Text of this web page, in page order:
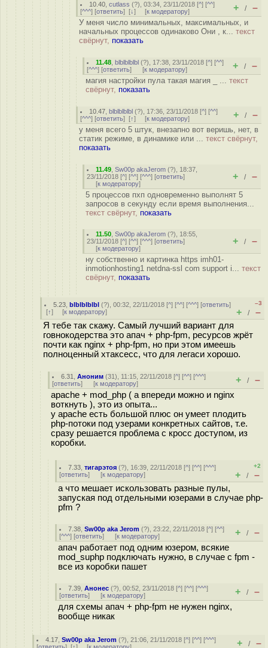
10.40 ,cutlass (?), 03:34, 23/11/2018 [^] [^^]
[^^^] [ответить] [↓] [к модератору] + / –
У меня число минимальных, максимальных, и
начальных процессов одинаково Они , к... текст
свёрнут, показать
11.48 ,blblblblbl (?), 17:38, 23/11/2018 [^] [^^]
[^^^] [ответить] [к модератору] + / –
магия настройки пула такая магия _ ... текст
свёрнут, показать
10.47 ,blblblblbl (?), 17:36, 23/11/2018 [^] [^^]
[^^^] [ответить] [↑] [к модератору] + / –
у меня всего 5 штук, внезапно вот веришь, нет, в
статик режиме, в динамике или ... текст свёрнут,
показать
11.49 ,Sw00p akaJerom (?), 18:37,
23/11/2018 [^] [^^] [^^^] [ответить]
[к модератору]
+ / –
5 процессов пхп одновременно выполнят 5
запросов в секунду если время выполнения...
текст свёрнут, показать
11.50 ,Sw00p akaJerom (?), 18:55,
23/11/2018 [^] [^^] [^^^] [ответить]
[к модератору]
+ / –
ну собственно и картинка https imh01-
inmotionhosting1 netdna-ssl com support i... текст
свёрнут, показать
5.23 ,blblblblbl (?), 00:32, 22/11/2018 [^] [^^] [^^^] [ответить]
[↑] [к модератору]
–3
+ / –
Я тебе так скажу. Самый лучший вариант для
говнокодерства это апач + php-fpm, ресурсов жрёт
почти как nginx + php-fpm, но при этом имеешь
полноценный хтаксесс, что для легаси хорошо.
6.31 ,Аноним (31), 11:15, 22/11/2018 [^] [^^] [^^^]
[ответить] [к модератору] + / –
apache + mod_php ( а впереди можно и nginx
воткнуть ), это из опыта...
у apache есть большой плюс он умеет плодить
php-потоки под узерами конкретных сайтов, т.е.
сразу решается проблема с кросс доступом, из
коробки.
7.33 ,тигарэтоя (?), 16:39, 22/11/2018 [^] [^^] [^^^]
[ответить] [к модератору]
+2
+ / –
а что мешает искользовать разные пулы,
запуская под отдельными юзерами в случае php-
pfm ?
7.38 ,Sw00p aka Jerom (?), 23:22, 22/11/2018 [^] [^^]
[^^^] [ответить] [к модератору] + / –
апач работает под одним юзером, всякие
mod_suphp подключать нужно, в случае с fpm -
все из коробки пашет
7.39 ,Анонес (?), 00:52, 23/11/2018 [^] [^^] [^^^]
[ответить] [к модератору] + / –
для схемы апач + php-fpm не нужен nginx,
вообще никак
4.17 ,Sw00p aka Jerom (?), 21:06, 21/11/2018 [^] [^^] [^^^]
+ / –